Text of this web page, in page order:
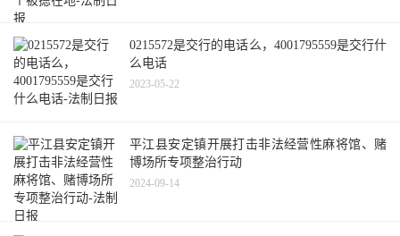
0215572是交行的电话么，4001795559是交行什
么电话
2023-05-22
平江县安定镇开展打击非法经营性麻将馆、赌
博场所专项整治行动
2024-09-14